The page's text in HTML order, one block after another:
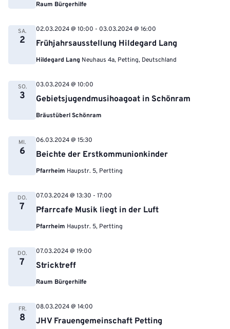
Raum Bürgerhilfe
SA.
2 Frühjahrsausstellung Hildegard Lang
02.03.2024 @ 10:00 - 03.03.2024 @ 16:00
Hildegard Lang Neuhaus 4a, Petting, Deutschland
SO.
3 Gebietsjugendmusihoagoat in Schönram
03.03.2024 @ 10:00
Bräustüberl Schönram
MI.
6 Beichte der Erstkommunionkinder
06.03.2024 @ 15:30
Pfarrheim Haupstr. 5, Pertting
DO.
7 Pfarrcafe Musik liegt in der Luft
07.03.2024 @ 13:30 - 17:00
Pfarrheim Haupstr. 5, Pertting
DO.
7 Stricktreff
07.03.2024 @ 19:00
Raum Bürgerhilfe
FR.
8 JHV Frauengemeinschaft Petting
08.03.2024 @ 14:00